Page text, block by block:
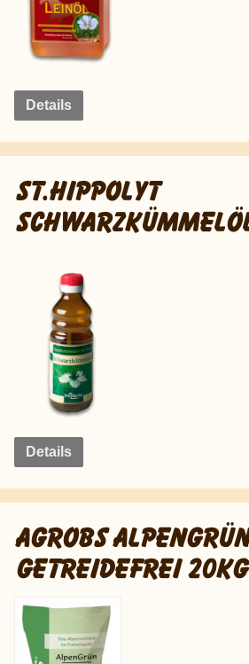
Details
ST.HIPPOLYT
Details
AGROBS
GETREIDEFREI 20KG